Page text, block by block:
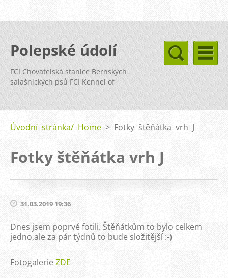
Polepské údolí
FCI Chovatelská stanice Bernských
salašnických psů FCI Kennel of
Bernese Mountain Dog
Úvodní stránka/ Home > Fotky štěňátka vrh J
Fotky štěňátka vrh J
31.03.2019 19:36
Dnes jsem poprvé fotili. Štěňátkům to bylo celkem
jedno,ale za pár týdnů to bude složitější :-)
FotogalerieZDE